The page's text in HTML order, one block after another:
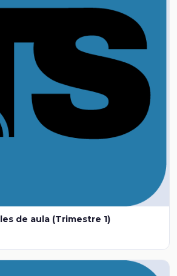
de aula (Trimestre 1)